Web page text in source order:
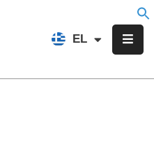
EL
FR